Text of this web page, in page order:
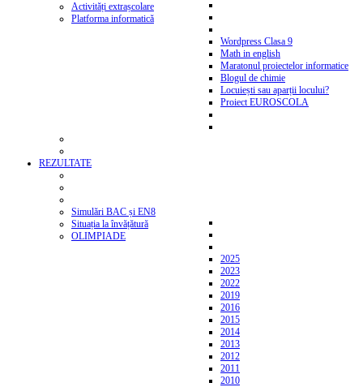
Activități extrașcolare
Platforma informatică
Wordpress Clasa 9
Math in english
Maratonul proiectelor informatice
Blogul de chimie
Locuiești sau aparții locului?
Proiect EUROSCOLA
REZULTATE
Simulări BAC și EN8
Situația la învățătură
OLIMPIADE
2025
2023
2022
2019
2016
2015
2014
2013
2012
2011
2010